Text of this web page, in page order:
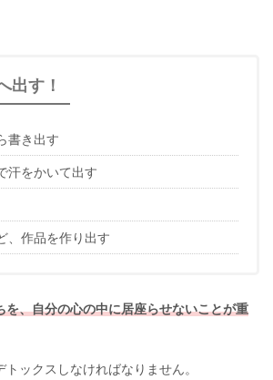
出す！
書き出す
汗をかいて出す
、作品を作り出す
を、自分の心の中に居座らせないことが重
ックスしなければなりません。